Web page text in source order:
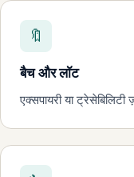
🔖
बैच और लॉट
एक्सपायरी या